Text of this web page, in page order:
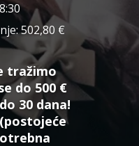
502,80 €
tražimo
do 500 €
30 dana!